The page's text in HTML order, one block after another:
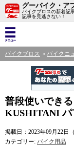
グーバイク・ア
バイクブロスの新着記
記事を見逃さない！
バイクブロス バイクニ
普段使いでき
KUSHITANI パ
掲載日：2023年09月22日（
カテゴリー: バイク用品